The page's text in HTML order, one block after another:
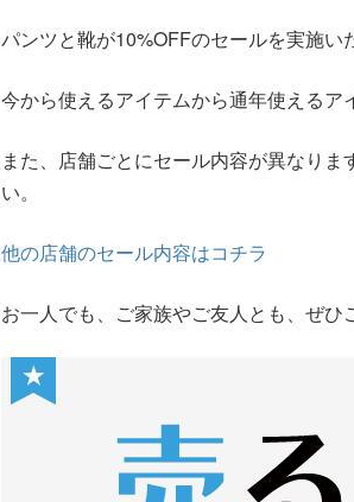
パンツと靴が10%OFFのセールを実施い
今から使えるアイテムから通年使える
また、店舗ごとにセール内容が異なり
い。
他の店舗のセール内容はコチラ
お一人でも、ご家族やご友人とも、ぜひ
★